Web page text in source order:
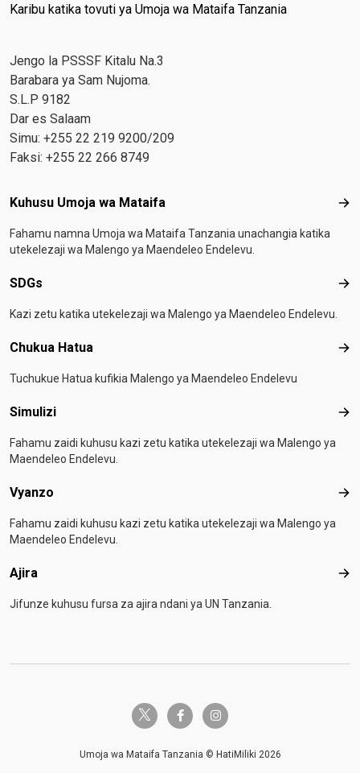
Karibu katika tovuti ya Umoja wa Mataifa Tanzania
Jengo la PSSSF Kitalu Na.3
Barabara ya Sam Nujoma.
S.L.P 9182
Dar es Salaam
Simu: +255 22 219 9200/209
Faksi: +255 22 266 8749
Footer menu
Kuhusu Umoja wa Mataifa
Fahamu namna Umoja wa Mataifa Tanzania unachangia katika
utekelezaji wa Malengo ya Maendeleo Endelevu.
SDGs
Kazi zetu katika utekelezaji wa Malengo ya Maendeleo Endelevu.
Chukua Hatua
Tuchukue Hatua kufikia Malengo ya Maendeleo Endelevu
Simulizi
Fahamu zaidi kuhusu kazi zetu katika utekelezaji wa Malengo ya
Maendeleo Endelevu.
Vyanzo
Fahamu zaidi kuhusu kazi zetu katika utekelezaji wa Malengo ya
Maendeleo Endelevu.
Ajira Ajira
Jifunze kuhusu fursa za ajira ndani ya UN Tanzania.
twitter-x facebook-finstagram
Umoja wa Mataifa Tanzania © HatiMiliki 2026